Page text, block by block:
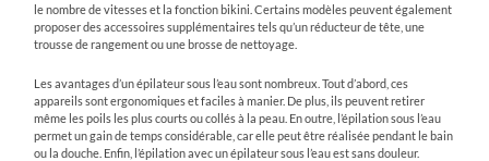
le nombre de vitesses et la fonction bikini. Certains modèles peuvent également
proposer des accessoires supplémentaires tels qu’un réducteur de tête, une
trousse de rangement ou une brosse de nettoyage.
Les avantages d’un épilateur sous l’eau sont nombreux. Tout d’abord, ces
appareils sont ergonomiques et faciles à manier. De plus, ils peuvent retirer
même les poils les plus courts ou collés à la peau. En outre, l’épilation sous l’eau
permet un gain de temps considérable, car elle peut être réalisée pendant le bain
ou la douche. Enfin, l’épilation avec un épilateur sous l’eau est sans douleur.